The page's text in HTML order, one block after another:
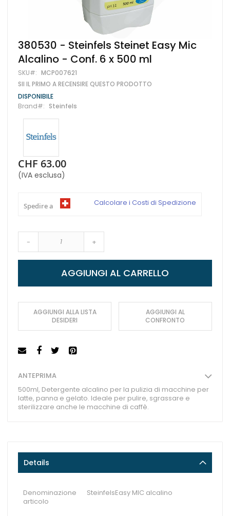
Vai
all'inizio
della
galleria
di
immagini
380530 - Steinfels Steinet Easy Mic
Alcalino - Conf. 6 x 500 ml
SKU MCP007621
SII IL PRIMO A RECENSIRE QUESTO PRODOTTO
DISPONIBILE
Brand
Steinfels
CHF 63.00
(IVA esclusa)
Spedire a Calcolare i Costi di Spedizione
- +
AGGIUNGI AL CARRELLO
AGGIUNGI ALLA LISTA
DESIDERI
AGGIUNGI AL
CONFRONTO
ANTEPRIMA
500ml, Detergente alcalino per la pulizia di macchine per
latte, panna e gelato. Ideale per pulire, sgrassare e
sterilizzare anche le macchine di caffè.
Details
Denominazione
articolo
SteinfelsEasy MIC alcalino